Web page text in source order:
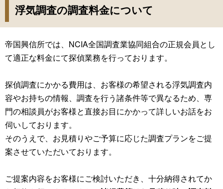
浮気調査の調査料金について
帝国興信所では、NCIA全国調査業協同組合の正規会員とし
て適正な料金にて探偵業務を行っております。
探偵調査にかかる費用は、お客様の希望される浮気調査内
容やお持ちの情報、調査を行う諸条件等で異なるため、専
門の相談員がお客様と直接お目にかかって詳しいお話をお
伺いしております。
そのうえで、お見積りやご予算に応じた調査プランをご提
案させていただいております。
ご提案内容をお客様にご検討いただき、十分納得されてか